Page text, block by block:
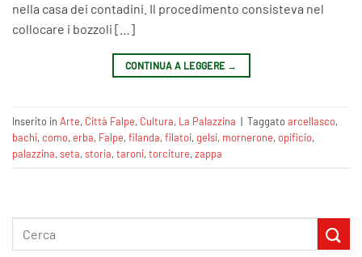
nella casa dei contadini. Il procedimento consisteva nel
collocare i bozzoli […]
CONTINUA A LEGGERE →
Inserito in Arte, Città Falpe, Cultura, La Palazzina | Taggatoarcellasco,
bachi,como,erba, Falpe,filanda,filatoi,gelsi, mornerone,opificio,
palazzina,seta,storia,taroni,torciture,zappa